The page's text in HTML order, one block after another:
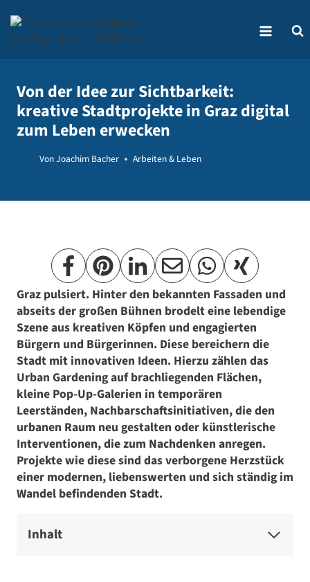
Inhalt
springen
Von der Idee zur Sichtbarkeit:
kreative Stadtprojekte in Graz digital
zum Leben erwecken
VonJoachim Bacher Arbeiten & Leben
Graz pulsiert. Hinter den bekannten Fassaden und
abseits der großen Bühnen brodelt eine lebendige
Szene aus kreativen Köpfen und engagierten
Bürgern und Bürgerinnen. Diese bereichern die
Stadt mit innovativen Ideen. Hierzu zählen das
Urban Gardening auf brachliegenden Flächen,
kleine Pop-Up-Galerien in temporären
Leerständen, Nachbarschaftsinitiativen, die den
urbanen Raum neu gestalten oder künstlerische
Interventionen, die zum Nachdenken anregen.
Projekte wie diese sind das verborgene Herzstück
einer modernen, liebenswerten und sich ständig im
Wandel befindenden Stadt.
Inhalt